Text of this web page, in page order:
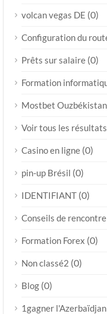
volcan vegas DE (0)
Configuration du
Prêts sur salaire (0)
Formation
Mostbet Ouzbékistan
Voir tous les
Casino en ligne (0)
pin-up Brésil (0)
IDENTIFIANT (0)
Conseils de rencontre
Formation Forex (0)
Non classé2 (0)
Blog (0)
1gagner l'Azerbaïdjan